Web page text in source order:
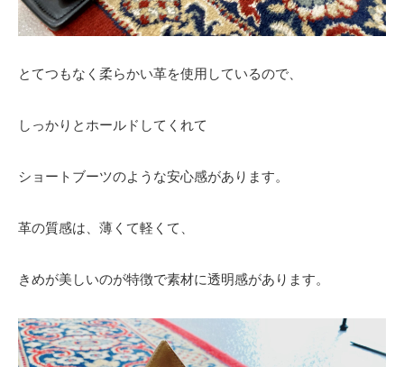
とてつもなく柔らかい革を使用しているので、
しっかりとホールドしてくれて
ショートブーツのような安心感があります。
革の質感は、薄くて軽くて、
きめが美しいのが特徴で素材に透明感があります。